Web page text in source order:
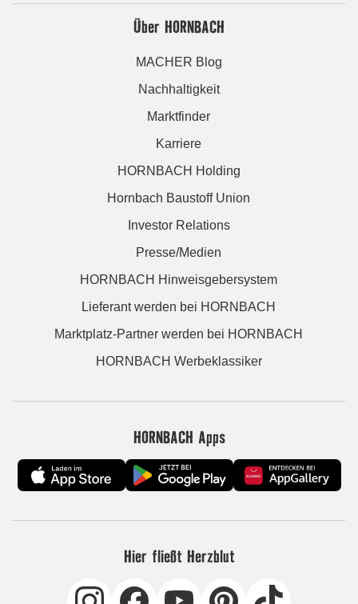
Über HORNBACH
MACHER Blog
Nachhaltigkeit
Marktfinder
Karriere
HORNBACH Holding
Hornbach Baustoff Union
Investor Relations
Presse/Medien
HORNBACH Hinweisgebersystem
Lieferant werden bei HORNBACH
Marktplatz-Partner werden bei HORNBACH
HORNBACH Werbeklassiker
HORNBACH Apps
Hier fließt Herzblut